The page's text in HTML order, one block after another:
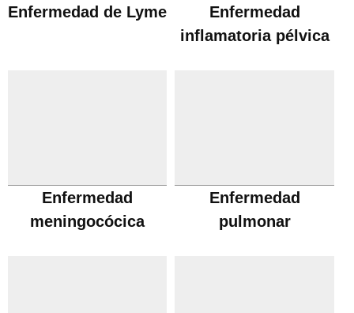
Enfermedad de Lyme
Enfermedad
inflamatoria pélvica
Enfermedad
meningocócica
Enfermedad
pulmonar